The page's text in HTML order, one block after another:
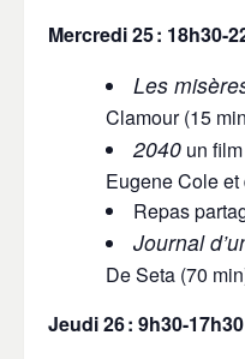
Mercredi 25: 18h30-
Les
Clamour (15
2040 un
Eugene Cole et
Repas
Journal
De Seta (70
Jeudi 26: 9h30-